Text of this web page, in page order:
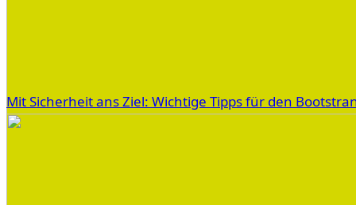
Mit Sicherheit ans Ziel: Wichtige Tipps für den